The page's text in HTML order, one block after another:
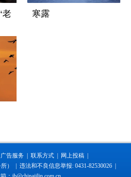
老
察
寒露
广告服务 | 联系方式 |
网上投稿 |
） | 违法和不良信息举报: 0431-82530026 |